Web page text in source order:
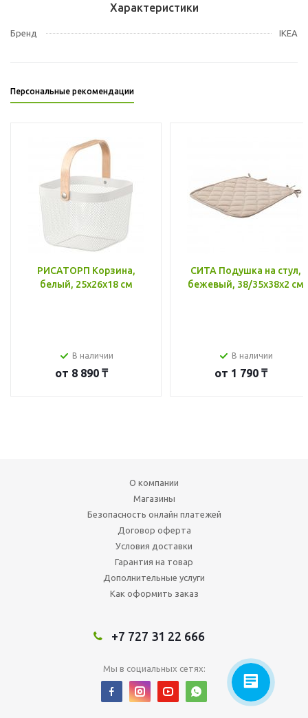
Характеристики
Бренд IKEA
Персональные рекомендации
РИСАТОРП Корзина,
белый, 25x26x18 см
В наличии
от 8 890 ₸
СИТА Подушка на стул,
бежевый, 38/35x38x2 см
В наличии
от 1 790 ₸
О компании
Магазины
Безопасность онлайн платежей
Договор оферта
Условия доставки
Гарантия на товар
Дополнительные услуги
Как оформить заказ
+7 727 31 22 666
Мы в социальных сетях: